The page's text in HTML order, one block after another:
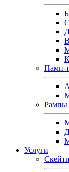
Памп-
Рампы
Услуги